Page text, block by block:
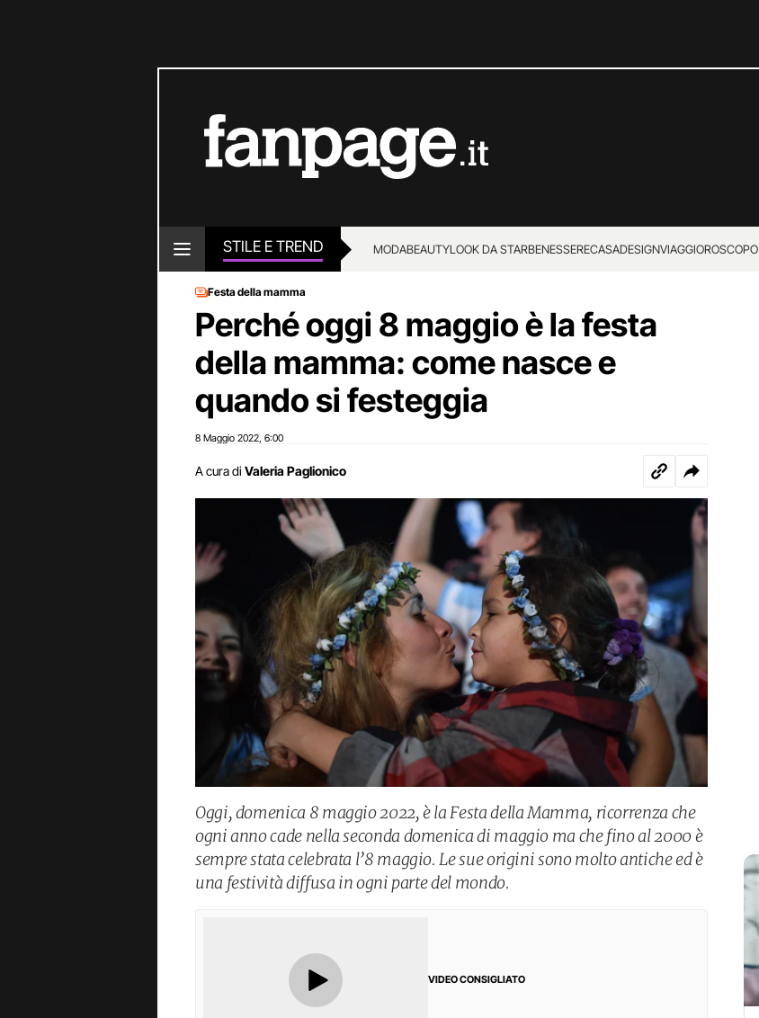
STILE E TREND MODABEAUTYLOOK DA STARBENESSERECASADESIGNVIAGGIOROSCOPO
Festa della mamma
Perché oggi 8 maggio è la festa
della mamma: come nasce e
quando si festeggia
8 Maggio 2022 6:00
A cura di Valeria Paglionico
Oggi, domenica 8 maggio 2022, è la Festa della Mamma, ricorrenza che
ogni anno cade nella seconda domenica di maggio ma che fino al 2000 è
sempre stata celebrata l’8 maggio. Le sue origini sono molto antiche ed è
una festività diffusa in ogni parte del mondo.
VIDEO CONSIGLIATO